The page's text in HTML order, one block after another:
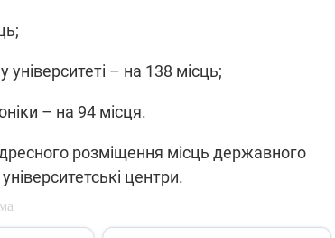
– на 138 місць;
– на 94 місця.
розміщення місць державного
центри.